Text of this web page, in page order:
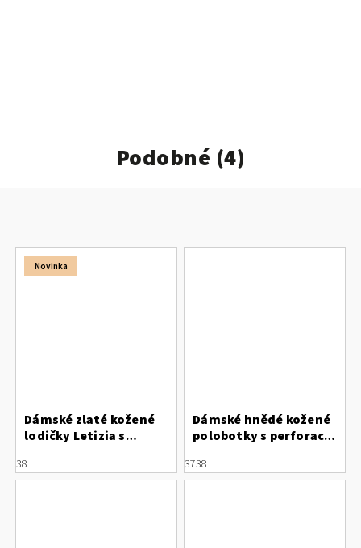
Podobné (4)
Novinka
Dámské zlaté kožené
lodičky Letizia s
ozdobou
38
Dámské hnědé kožené
polobotky s perforací
3738